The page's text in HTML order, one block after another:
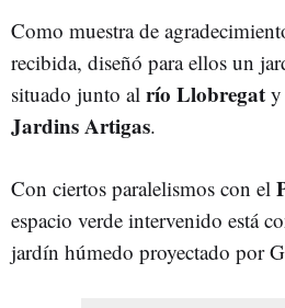
Como muestra de
recibida, diseñó para ellos un
situado junto al río Llobregat
Jardins Artigas.
Con ciertos paralelismos con el
espacio verde intervenido está
jardín húmedo proyectado por